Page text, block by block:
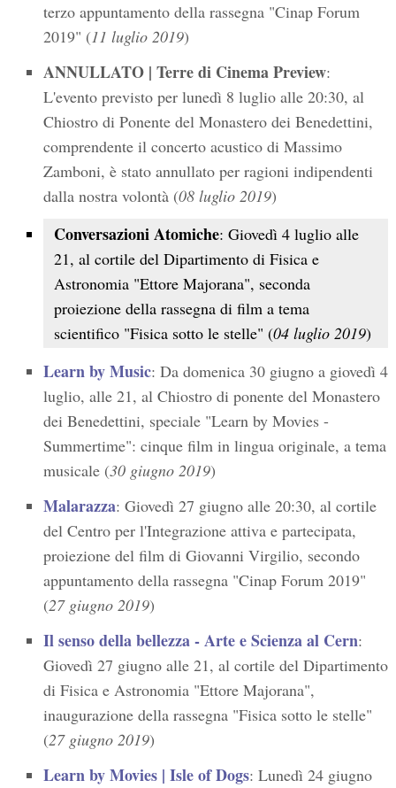
terzo appuntamento della rassegna "Cinap Forum
2019" (11 luglio 2019)
ANNULLATO | Terre di Cinema Preview:
L'evento previsto per lunedì 8 luglio alle 20:30, al
Chiostro di Ponente del Monastero dei Benedettini,
comprendente il concerto acustico di Massimo
Zamboni, è stato annullato per ragioni indipendenti
dalla nostra volontà (08 luglio 2019)
Conversazioni Atomiche: Giovedì 4 luglio alle
21, al cortile del Dipartimento di Fisica e
Astronomia "Ettore Majorana", seconda
proiezione della rassegna di film a tema
scientifico "Fisica sotto le stelle" (04 luglio 2019)
Learn by Music: Da domenica 30 giugno a giovedì 4
luglio, alle 21, al Chiostro di ponente del Monastero
dei Benedettini, speciale "Learn by Movies -
Summertime": cinque film in lingua originale, a tema
musicale (30 giugno 2019)
Malarazza: Giovedì 27 giugno alle 20:30, al cortile
del Centro per l'Integrazione attiva e partecipata,
proiezione del film di Giovanni Virgilio, secondo
appuntamento della rassegna "Cinap Forum 2019"
(27 giugno 2019)
Il senso della bellezza - Arte e Scienza al Cern:
Giovedì 27 giugno alle 21, al cortile del Dipartimento
di Fisica e Astronomia "Ettore Majorana",
inaugurazione della rassegna "Fisica sotto le stelle"
(27 giugno 2019)
Learn by Movies | Isle of Dogs: Lunedì 24 giugno